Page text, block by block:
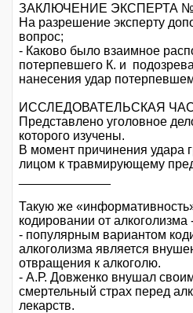
ЗАКЛЮЧЕНИЕ ЭКСПЕРТА №
На разрешение эксперту
вопрос;
- Каково было взаимное
потерпевшего К. и
нанесения удар
ИССЛЕДОВАТЕЛЬСКАЯ
Представлено уголовное
которого изучены.
В момент причинения удара
лицом к травмирующему
Такую же
кодировании от алкоголизма
- популярным вариантом
алкоголизма является
отвращения к алкоголю.
- А.Р. Довженко внушал
смертельный страх перед
лекарств.